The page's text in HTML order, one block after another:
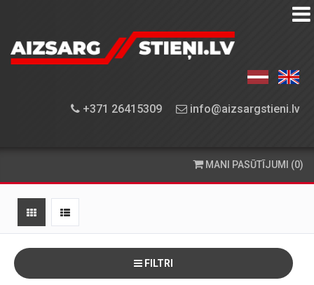
+371 26415309 info@aizsargstieni.lv
AIZSARGSTIEŅU
APRĪKOJUMA
PIEGĀDE
KONTAKTINFORMĀCIJA
MANI PASŪTĪJUMI (0)
FILTRI